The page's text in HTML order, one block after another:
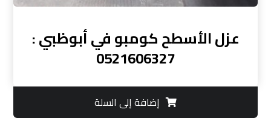
عزل الأسطح كومبو في أبوظبي :
0521606327
إضافة إلى السلة